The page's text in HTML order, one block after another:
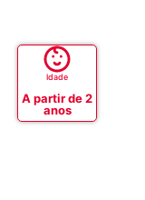
Idade
A partir de 2
anos